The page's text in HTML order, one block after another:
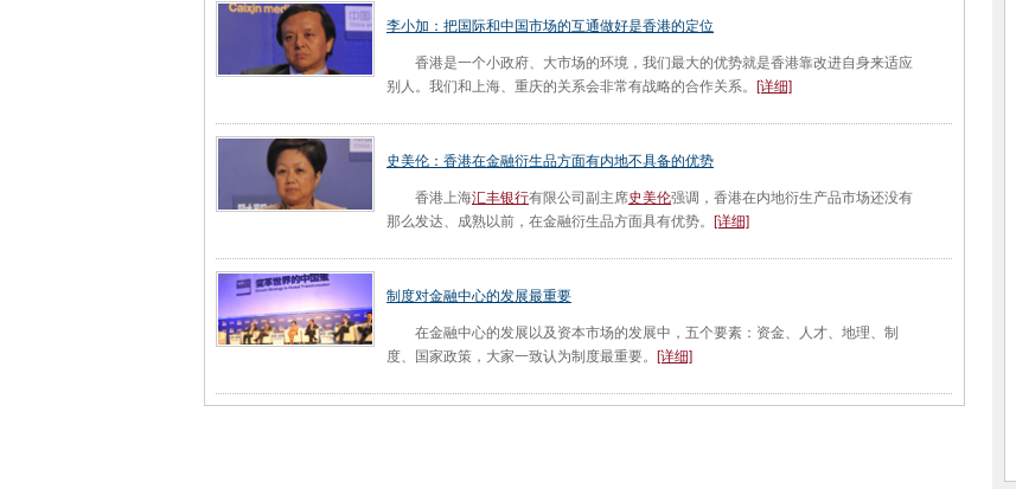
李小加：把国际和中国市场的互通做好是香港的定位
香港是一个小政府、大市场的环境，我们最大的优势就是香港靠改进自身来适应
别人。我们和上海、重庆的关系会非常有战略的合作关系。
[详细]
史美伦：香港在金融衍生品方面有内地不具备的优势
香港上海汇丰银行有限公司副主席史美伦强调，香港在内地衍生产品市场还没有
那么发达、成熟以前，在金融衍生品方面具有优势。
[详细]
制度对金融中心的发展最重要
在金融中心的发展以及资本市场的发展中，五个要素：资金、人才、地理、制
度、国家政策，大家一致认为制度最重要。
[详细]